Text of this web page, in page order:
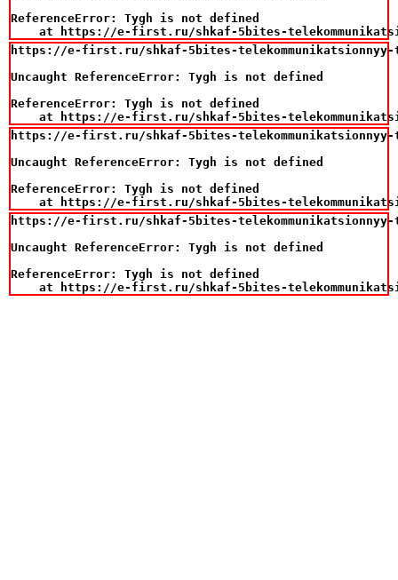
ReferenceError: Tygh is not defined
at https://e-first.ru/shkaf-5bites-
https://e-first.ru/shkaf-5bites-telekommunikatsionnyy-
Uncaught ReferenceError: Tygh is not defined
ReferenceError: Tygh is not defined
at https://e-first.ru/shkaf-5bites-
https://e-first.ru/shkaf-5bites-telekommunikatsionnyy-
Uncaught ReferenceError: Tygh is not defined
ReferenceError: Tygh is not defined
at https://e-first.ru/shkaf-5bites-
https://e-first.ru/shkaf-5bites-telekommunikatsionnyy-
Uncaught ReferenceError: Tygh is not defined
ReferenceError: Tygh is not defined
at https://e-first.ru/shkaf-5bites-